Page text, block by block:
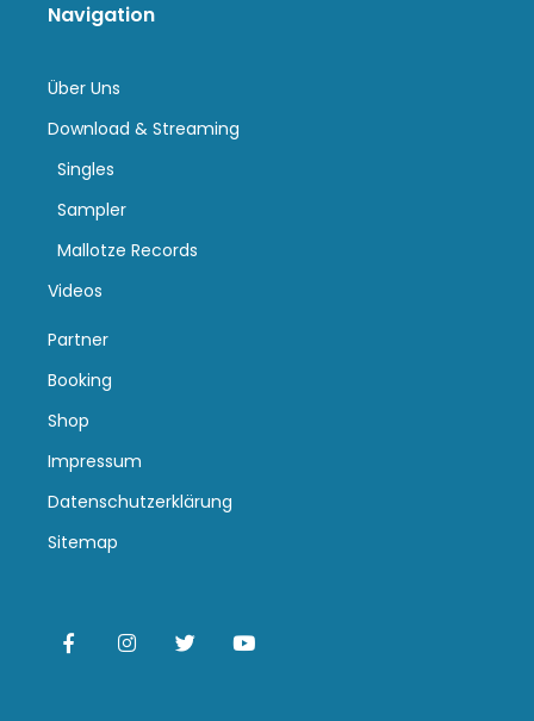
Navigation
Über Uns
Download & Streaming
Singles
Sampler
Mallotze Records
Videos
Partner
Booking
Shop
Impressum
Datenschutzerklärung
Sitemap